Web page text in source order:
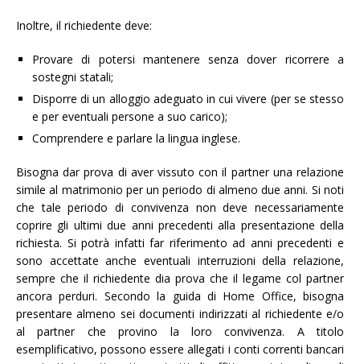
Inoltre, il richiedente deve:
Provare di potersi mantenere senza dover ricorrere a
sostegni statali;
Disporre di un alloggio adeguato in cui vivere (per se stesso
e per eventuali persone a suo carico);
Comprendere e parlare la lingua inglese.
Bisogna dar prova di aver vissuto con il partner una relazione
simile al matrimonio per un periodo di almeno due anni. Si noti
che tale periodo di convivenza non deve necessariamente
coprire gli ultimi due anni precedenti alla presentazione della
richiesta. Si potrà infatti far riferimento ad anni precedenti e
sono accettate anche eventuali interruzioni della relazione,
sempre che il richiedente dia prova che il legame col partner
ancora perduri. Secondo la guida di Home Office, bisogna
presentare almeno sei documenti indirizzati al richiedente e/o
al partner che provino la loro convivenza. A titolo
esemplificativo, possono essere allegati i conti correnti bancari